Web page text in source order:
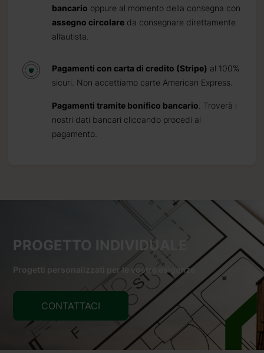
bancario oppure al momento della consegna con
assegno circolare da consegnare direttamente
all’autista.
Pagamenti con carta di credito (Stripe) al 100%
sicuri. Non accettiamo carte American Express.
Pagamenti tramite bonifico bancario . Troverà i
nostri dati bancari cliccando procedi al
pagamento.
PROGETTO INDIVIDUALE
Progetti personalizzati per le vostre esigenze
CONTATTACI